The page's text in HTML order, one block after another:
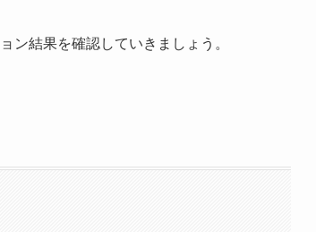
結果を確認していきましょう。